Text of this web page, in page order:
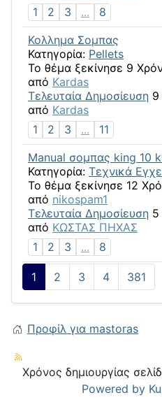
1
2 3 ...
8
Κολλημα Σομπας
Κατηγορία: Pellets
Το θέμα ξεκίνησε 9
από Kardas
Τελευταία Δημοσίευση 9
από Kardas
1
2 3 ...
11
Μanual σομπας king 10
Κατηγορία: Τεχνικά
Το θέμα ξεκίνησε 12
από nikospam1
Τελευταία Δημοσίευση 5
από ΚΩΣΤΑΣ ΠΗΧΑΣ
1
2 3 ... 8
1 2 3 4 381
Προφίλ για mastoras
Χρόνος δημιουργίας
Powered by